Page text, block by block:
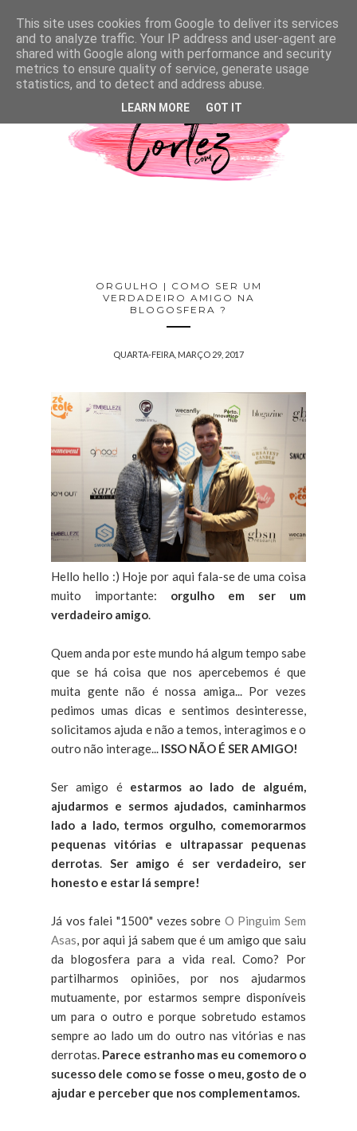
ORGULHO | COMO SER UM
VERDADEIRO AMIGO NA
BLOGOSFERA ?
QUARTA-FEIRA, MARÇO 29, 2017
Hello hello :) Hoje por aqui fala-se de uma coisa
muito importante: orgulho em ser um
verdadeiro amigo.
Quem anda por este mundo há algum tempo sabe
que se há coisa que nos apercebemos é que
muita gente não é nossa amiga... Por vezes
pedimos umas dicas e sentimos desinteresse,
solicitamos ajuda e não a temos, interagimos e o
outro não interage... ISSO NÃO É SER AMIGO!
Ser amigo é estarmos ao lado de alguém,
ajudarmos e sermos ajudados, caminharmos
lado a lado, termos orgulho, comemorarmos
pequenas vitórias e ultrapassar pequenas
derrotas. Ser amigo é ser verdadeiro, ser
honesto e estar lá sempre!
Já vos falei "1500" vezes sobre O Pinguim Sem
Asas, por aqui já sabem que é um amigo que saiu
da blogosfera para a vida real. Como? Por
partilharmos opiniões, por nos ajudarmos
mutuamente, por estarmos sempre disponíveis
um para o outro e porque sobretudo estamos
sempre ao lado um do outro nas vitórias e nas
derrotas. Parece estranho mas eu comemoro o
sucesso dele como se fosse o meu, gosto de o
ajudar e perceber que nos complementamos.
This site uses cookies from Google to deliver its services
and to analyze traffic. Your IP address and user-agent are
shared with Google along with performance and security
metrics to ensure quality of service, generate usage
statistics, and to detect and address abuse.
LEARN MORE GOT IT